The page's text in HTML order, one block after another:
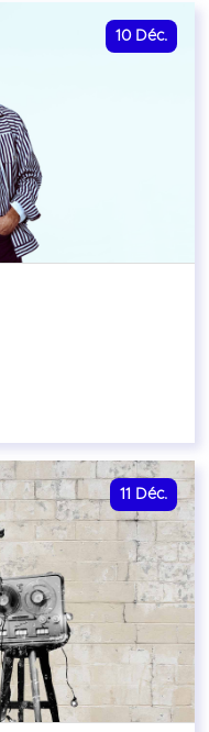
10 Déc.
11 Déc.